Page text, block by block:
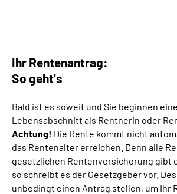
Ihr Rentenantrag:
So geht's
Bald ist es soweit und Sie beginnen
Lebensabschnitt als Rentnerin oder
Achtung! Die Rente kommt nicht
das Rentenalter erreichen. Denn alle
gesetzlichen Rentenversicherung gibt
so schreibt es der Gesetzgeber vor.
unbedingt einen Antrag stellen, um Ihr